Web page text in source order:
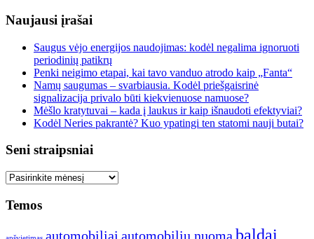
Naujausi įrašai
Saugus vėjo energijos naudojimas: kodėl negalima ignoruoti
periodinių patikrų
Penki neigimo etapai, kai tavo vanduo atrodo kaip „Fanta“
Namų saugumas – svarbiausia. Kodėl priešgaisrinė
signalizacija privalo būti kiekvienuose namuose?
Mėšlo kratytuvai – kada į laukus ir kaip išnaudoti efektyviai?
Kodėl Neries pakrantė? Kuo ypatingi ten statomi nauji butai?
Seni straipsniai
Seni
Temos
automobiliai automobilių nuoma baldai